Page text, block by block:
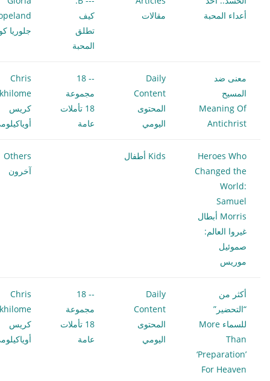
أعداء المحبة
مقالات
كيف
تطلق
المحبة
جلوريا
معنى ضد
المسيح
Meaning Of
Antichrist
Daily
Content
المحتوى
اليومي
-- 18
مجموعة
18 تأملات
عامة
Chris
كريس
Heroes Who
Changed the
World:
Samuel
Morris أبطال
غيروا العالم:
صموئيل
موريس
Kids أطفال
Others
آخرون
أكثر من
“التحضير”
للسماء More
Than
‘Preparation’
For Heaven
Daily
Content
المحتوى
اليومي
-- 18
مجموعة
18 تأملات
عامة
Chris
كريس